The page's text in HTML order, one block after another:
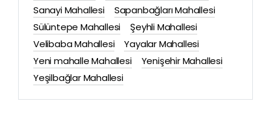
Sanayi Mahallesi
Sapanbağları Mahallesi
Sülüntepe Mahallesi
Şeyhli Mahallesi
Velibaba Mahallesi
Yayalar Mahallesi
Yeni mahalle Mahallesi
Yenişehir Mahallesi
Yeşilbağlar Mahallesi